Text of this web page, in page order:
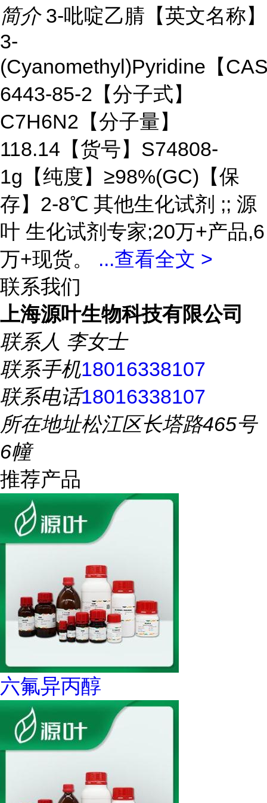
简介 3-吡啶乙腈【英文名称】
3-
(Cyanomethyl)Pyridine【
6443-85-2【分子式】
C7H6N2【分子量】
118.14【货号】S74808-
1g【纯度】≥98%(GC)【保
存】2-8℃ 其他生化试剂 ;; 源
叶 生化试剂专家;20万+产品,6
万+现货。 ...查看全文 >
联系我们
上海源叶生物科技有限公司
联系人 李女士
联系手机18016338107
联系电话18016338107
所在地址松江区长塔路465号
6幢
推荐产品
六氟异丙醇